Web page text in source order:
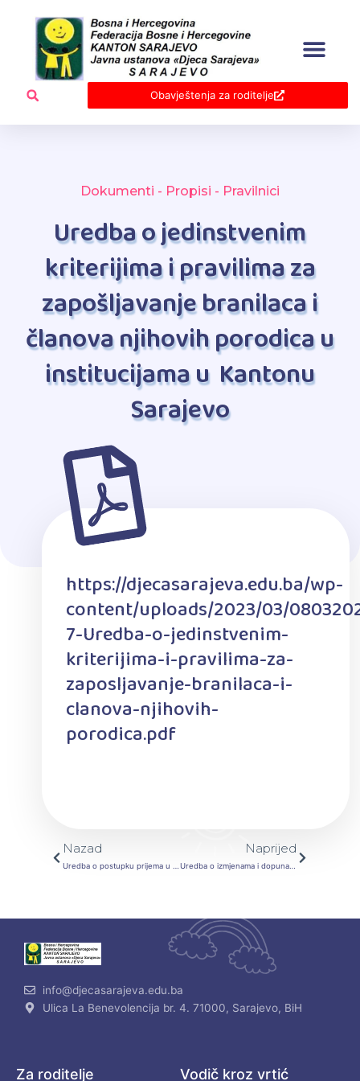
content
Obavještenja za roditelje
Dokumenti - Propisi - Pravilnici
Uredba o jedinstvenim
kriterijima i pravilima za
zapošljavanje branilaca i
članova njihovih porodica u
institucijama u Kantonu
Sarajevo
https://djecasarajeva.edu.ba/wp-
content/uploads/2023/03/
7-Uredba-o-jedinstvenim-
kriterijima-i-pravilima-za-
zaposljavanje-branilaca-i-
clanova-njihovih-
porodica.pdf
Prev
Nazad
Uredba o postupku prijema u radni odnos u javnom sektoru na teritoriji KS Službene br. 19 od 10.5.2021. godine
Naprijed
Uredba o izmjenama i dopunama Uredbe o jedinstvenim kriterijima i pravima za zapošljavanje branilaca i članova njihovih porodica u institucijama u Kantonu Sarajevo izmjena 27_21
info@djecasarajeva.edu.ba
Ulica La Benevolencija br. 4. 71000, Sarajevo, BiH
Za roditelje Vodič kroz vrtić